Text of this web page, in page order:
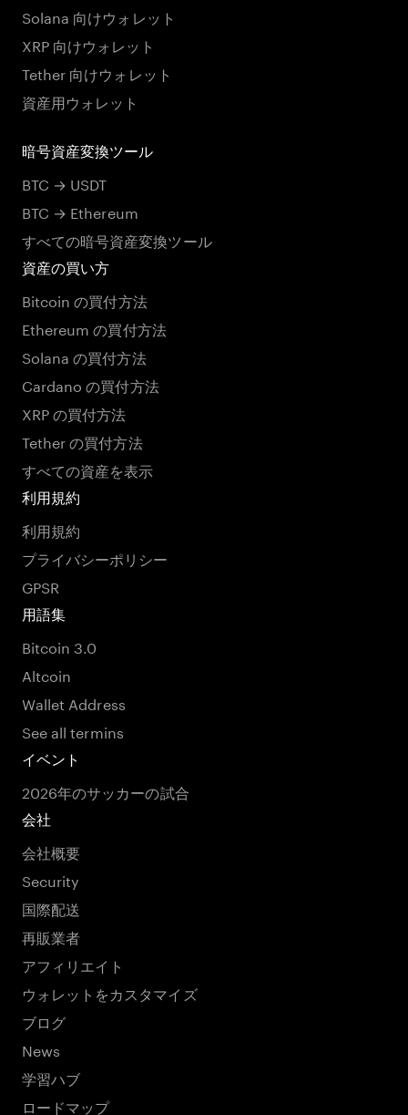
Solana 向けウォレット
XRP 向けウォレット
Tether 向けウォレット
資産用ウォレット
暗号資産変換ツール
BTC → USDT
BTC → Ethereum
すべての暗号資産変換ツール
資産の買い方
Bitcoin の買付方法
Ethereum の買付方法
Solana の買付方法
Cardano の買付方法
XRP の買付方法
Tether の買付方法
すべての資産を表示
利用規約
利用規約
プライバシーポリシー
GPSR
用語集
Bitcoin 3.0
Altcoin
Wallet Address
See all termins
イベント
2026年のサッカーの試合
会社
会社概要
Security
国際配送
再販業者
アフィリエイト
ウォレットをカスタマイズ
ブログ
News
学習ハブ
ロードマップ